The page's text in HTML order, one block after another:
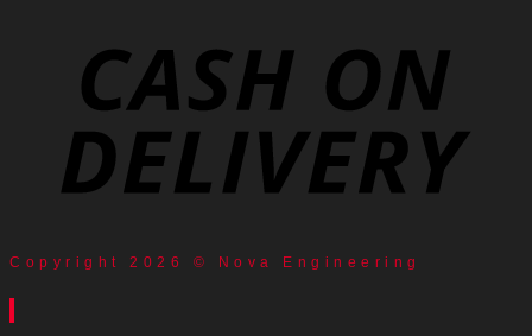
Copyright 2026 © Nova Engineering